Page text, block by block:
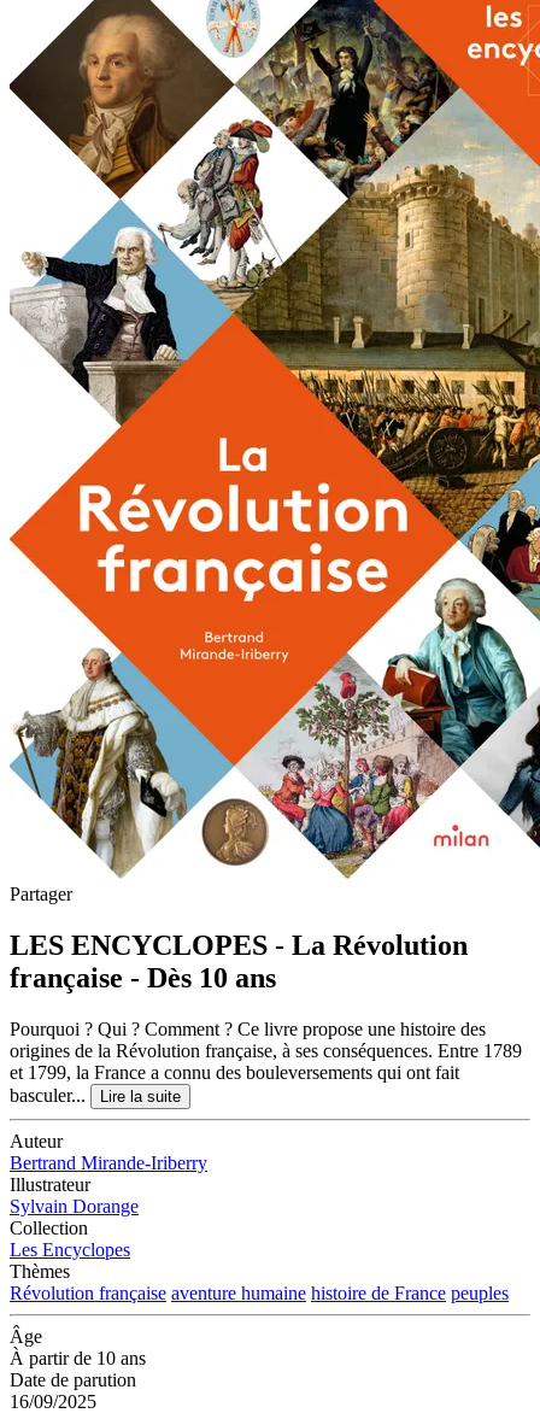
Partager
LES ENCYCLOPES - La Révolution
française - Dès 10 ans
Pourquoi ? Qui ? Comment ? Ce livre propose une histoire des
origines de la Révolution française, à ses conséquences. Entre 1789
et 1799, la France a connu des bouleversements qui ont fait
basculer...
Lire la suite
Auteur
Bertrand Mirande-Iriberry
Illustrateur
Sylvain Dorange
Collection
Les Encyclopes
Thèmes
Révolution française aventure humaine histoire de France peuples
Âge
À partir de 10 ans
Date de parution
16/09/2025